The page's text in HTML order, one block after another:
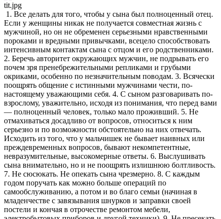
tit.jpg
1. Все делать для того, чтобы у сына был полноценный отец.
Если у женщины никак не получается совместная жизнь с
мужчиной, но он не обременен серьезными нравственными
пороками и вредными привычками, всецело способствовать
интенсивным контактам сына с отцом и его родственниками.
2. Беречь авторитет окружающих мужчин, не подрывать его
почем зря пренебрежительными репликами и грубыми
окриками, особенно по незначительным поводам. 3. Всячески
поощрять общение с истинными мужчинами чести, по-
настоящему уважающими себя. 4. С сыном разговаривать по-
взрослому, уважительно, исходя из понимания, что перед вами
— полноценный человек, только мало проживший. 5. Не
отмахиваться досадливо от вопросов, относиться к ним
серьезно и по возможности обстоятельно на них отвечать.
Исходить из того, что у мальчишек не бывает наивных или
преждевременных вопросов, бывают некомпетентные,
невразумительные, высокомерные ответы. 6. Выслушивать
сына внимательно, но и не поощрять излишнюю болтливость.
7. Не сюсюкать. Не опекать сына чрезмерно. 8. С каждым
годом поручать как можно больше операций по
самообслуживанию, а потом и во благо семьи (начиная в
младенчестве с завязывания шнурков и заправки своей
постели и кончая в отрочестве ремонтом мебели,